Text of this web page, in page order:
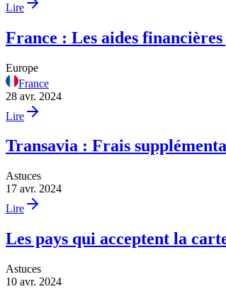
Lire
France : Les aides
Europe
France
28 avr. 2024
Lire
Transavia : Frais
Astuces
17 avr. 2024
Lire
Les pays qui acceptent la
Astuces
10 avr. 2024